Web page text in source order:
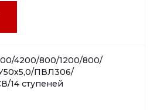
4200/800/1200/800/
ПВЛ306/
14 ступеней